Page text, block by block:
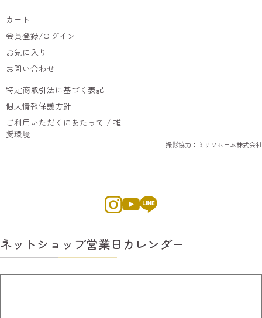
カート
会員登録/ログイン
お気に入り
お問い合わせ
特定商取引法に基づく表記
個人情報保護方針
ご利用いただくにあたって / 推
奨環境
撮影協力：ミサワホーム株式会社
ネットショップ営業日カレンダー